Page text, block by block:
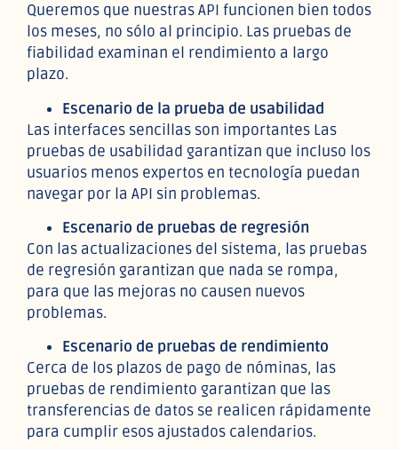
Queremos que nuestras API funcionen bien todos
los meses, no sólo al principio. Las pruebas de
fiabilidad examinan el rendimiento a largo
plazo.
Escenario de la prueba de usabilidad
Las interfaces sencillas son importantes Las
pruebas de usabilidad garantizan que incluso los
usuarios menos expertos en tecnología puedan
navegar por la API sin problemas.
Escenario de pruebas de regresión
Con las actualizaciones del sistema, las pruebas
de regresión garantizan que nada se rompa,
para que las mejoras no causen nuevos
problemas.
Escenario de pruebas de rendimiento
Cerca de los plazos de pago de nóminas, las
pruebas de rendimiento garantizan que las
transferencias de datos se realicen rápidamente
para cumplir esos ajustados calendarios.